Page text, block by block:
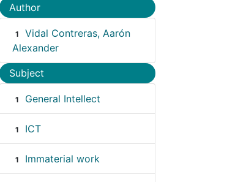
Author
1
Vidal Contreras, Aarón
Alexander
Subject
1 General Intellect
1 ICT
1 Immaterial work